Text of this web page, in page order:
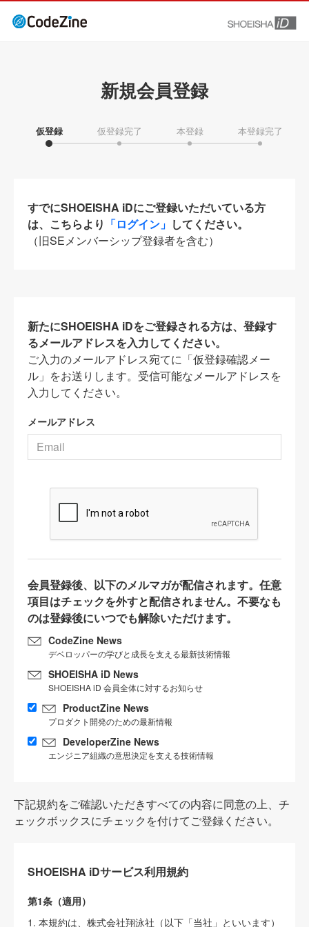
新規会員登録
仮登録 仮登録完了 本登録 本登録完了
すでにSHOEISHA iDにご登録いただいている方
は、こちらより 「ログイン」 してください。
（旧SEメンバーシップ登録者を含む）
新たにSHOEISHA iDをご登録される方は、登録す
るメールアドレスを入力してください。
ご入力のメールアドレス宛てに「仮登録確認メー
ル」をお送りします。受信可能なメールアドレスを
入力してください。
メールアドレス
会員登録後、以下のメルマガが配信されます。任意
項目はチェックを外すと配信されません。不要なも
のは登録後にいつでも解除いただけます。
CodeZine News
デベロッパーの学びと成長を支える最新技術情報
SHOEISHA iD News
SHOEISHA iD 会員全体に対するお知らせ
ProductZine News
プロダクト開発のための最新情報
DeveloperZine News
エンジニア組織の意思決定を支える技術情報
下記規約をご確認いただきすべての内容に同意の上、チ
ェックボックスにチェックを付けてご登録ください。
SHOEISHA iDサービス利用規約
第1条（適用）
1. 本規約は、株式会社翔泳社（以下「当社」といいます）